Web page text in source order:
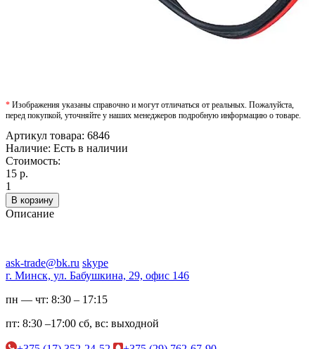
* Изображения указаны справочно и могут отличаться от реальных. Пожалуйста,
перед покупкой, уточняйте у наших менеджеров подробную информацию о товаре.
Артикул товара: 6846
Наличие: Есть в наличии
Стоимость:
15 р.
1
В корзину
Описание
ask-trade@bk.ru skype
г. Минск, ул. Бабушкина, 29, офис 146
пн — чт: 8:30 – 17:15
пт: 8:30 –17:00 сб, вс: выходной